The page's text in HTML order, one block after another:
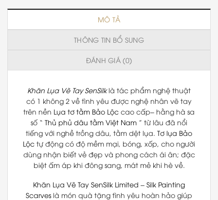
MÔ TẢ
THÔNG TIN BỔ SUNG
ĐÁNH GIÁ (0)
Khăn Lụa Vẽ Tay SenSilk là tác phẩm nghệ thuật
có 1 không 2 về tình yêu được nghệ nhân vẽ tay
trên nền Lụa tơ tằm Bảo Lộc cao cấp– hằng hà sa
số “ Thủ phủ dâu tằm Việt Nam ” từ lâu đã nổi
tiếng với nghề trồng dâu, tằm dệt lụa. Tơ lụa Bảo
Lộc tự động có độ mềm mại, bóng, xốp, cho người
dùng nhận biết vẻ đẹp và phong cách ái ân; đặc
biệt ấm áp khi đông sang, mát mẻ khi hè về.
Khăn Lụa Vẽ Tay SenSilk Limited – Silk Painting
Scarves là món quà tặng tình yêu hoàn hảo giúp